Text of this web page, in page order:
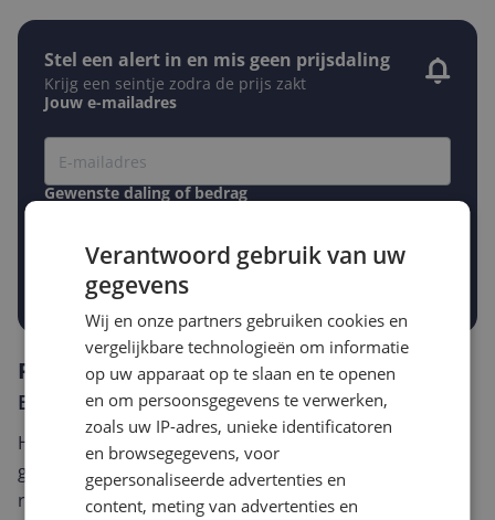
Stel een alert in en mis geen prijsdaling
Krijg een seintje zodra de prijs zakt
Jouw e-mailadres
Gewenste daling of bedrag
Prijsalert aanzetten
Reviews
Er zijn nog geen reviews geschreven
Heb jij dit product in bezit en wil je graag je mening
geven? Start dan hieronder met het schrijven van je
review. Afhankelijk van de details duurt het schrijven
Verantwoord gebruik van uw
gegevens
Wij en onze partners gebruiken cookies en
vergelijkbare technologieën om informatie
op uw apparaat op te slaan en te openen
en om persoonsgegevens te verwerken,
zoals uw IP-adres, unieke identificatoren
en browsegegevens, voor
gepersonaliseerde advertenties en
content, meting van advertenties en